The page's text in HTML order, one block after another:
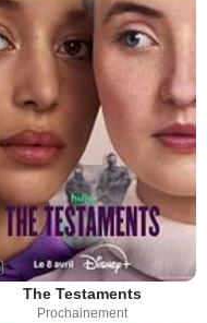
The Testaments
Prochainement